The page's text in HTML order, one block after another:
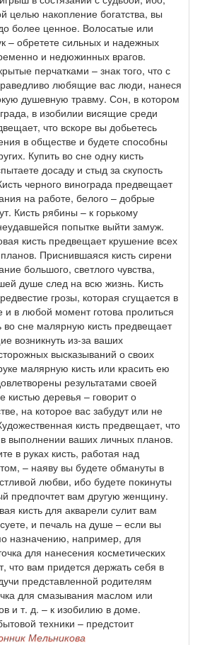
целью накопление богатства, вы
более ценное. Волосатые или
– обретете сильных и надежных
и недюжинных врагов.
перчатками – знак того, что с
любящие вас люди, нанеся
душевную травму. Сон, в котором
в изобилии висящие среди
что вскоре вы добьетесь
в обществе и будете способны
Купить во сне одну кисть
досаду и стыд за скупость
черного винограда предвещает
на работе, белого – добрые
Кисть рябины – к горькому
попытке выйти замуж.
кисть предвещает крушение всех
Приснившаяся кисть сирени
большого, светлого чувства,
душе след на всю жизнь. Кисть
грозы, которая сгущается в
в любой момент готова пролиться
во сне малярную кисть предвещает
возникнуть из-за ваших
высказываний о своих
малярную кисть или красить ею
результатами своей
кистью деревья – говорит о
на которое вас забудут или не
кисть предвещает, что
выполнении ваших личных планов.
в руках кисть, работая над
– наяву вы будете обмануты в
любви, ибо будете покинуты
предпочтет вам другую женщину.
кисть для акварели сулит вам
и печаль на душе – если вы
назначению, например, для
для нанесения косметических
что вам придется держать себя в
представленной родителям
для смазывания маслом или
и т. д. – к изобилию в доме.
техники – предстоит
Мельникова